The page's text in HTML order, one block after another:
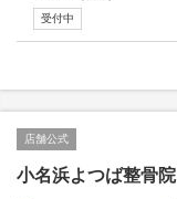
受付中
店舗公式
小名浜よつば整骨院